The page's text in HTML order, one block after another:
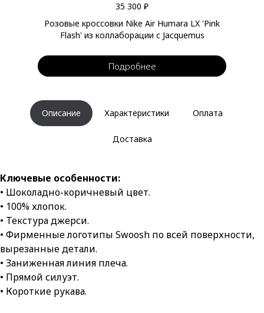
35 300 ₽
Розовые кроссовки Nike Air Humara LX 'Pink
Flash' из коллаборации с Jacquemus
Подробнее
Описание Характеристики Оплата
Доставка
Ключевые особенности:
• Шоколадно-коричневый цвет.
• 100% хлопок.
• Текстура джерси.
• Фирменные логотипы Swoosh по всей поверхности,
вырезанные детали.
• Заниженная линия плеча.
• Прямой силуэт.
• Короткие рукава.